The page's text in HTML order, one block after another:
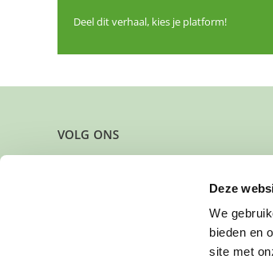
Deze
We
bieden en
site met
Deel dit verhaal, kies je platform!
VOLG ONS